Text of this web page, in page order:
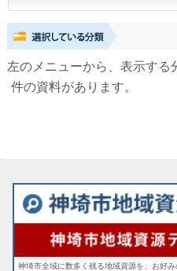
左のメニューから、表示する
件の資料があります。
神埼市全域に数多く残る地域資源を、お好